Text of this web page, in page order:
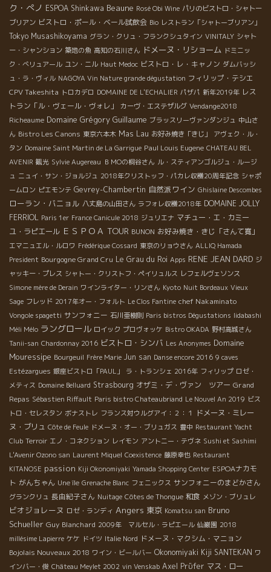
ク・ぺノ ESPOA Shinkawa Beaune Rosé Obi Wine パリのビストロ・シャトー
ブリアン ビストロ・ポール・ベール試飲会 Bio レストラン「シャトーブリアン」
Tokyo Musashikoyama グラン・クリュ・フランクシュタイン VINITALY シャト
ー・シャンション 築地の魚 高知の石川さん ドメーヌ・リショーム ドミニッ
ク・べリュアール ユン・ニル Haut Medoc ビストロ・レ・キャノン ダムバッシ
ュ・ラ・ヴィル NAGOYA Vin Nature grande dégustation フィリップ・テシエ
CPV Takeshita トロカデロ DOMAINE DE L'ECHALIER パザパ 新年2019年 レス
トラン「ル・ヴェール・ヴォレ」
カーヴ・エステザルグ Vendange2018
Richeaume Domaine Grégory Guillaume ブラッスリーヴァンダンジュ 中山さ
ん Bistro Les Canons 東京六本木 Mas Lau お好み焼き「きじ」
アヴェク・ル・
タン Domaine Saint Martin de La Garrigue Paul Louis Eugene CHATEAU BEL
AVENIR 観光 Sylvie Augereau ＢＭОの桐谷さん ル・スティアンゴルジュ・ルージ
ュ ニュイ・サン・ジョルジュ 2018年クリストッフ・パカレ収穫20周年記念 シャポ
ームロン ピエモンテ Gevrey-Chambertin 自然派ワイン Ghislaine Descombes
ローラン・バニョル 八丈島の山田さん ラフォレ収穫2018年 DOMAINE JOLLY
FERRIOL Paris 1er France Canicule 2018 ジュリエナ マチュー・エ・カミー
ユ・ラピエール ＥＳＰＯＡ TOUR BUNON お好み焼き・きじ「さんて寛」
エマニュエル・ルロワ Frédérique Cossard 東京のリョウさん ALLIQ Hamada
President Bourgogne Grand Cru Le Grau du Roi Apps RENE JEAN DARD ジ
ャッキー・プレス シャトー・クリストフ・ペイリュルス レフェルヴェソンス
Simone mère de Derain ワインライター・リンさん Kyoto Nuit Bordeaux Vieux
Sage フレッド 2017年オー・フォルト Le Clos Fantine chef Nakaminato
Vongole spagetti サンフォニー 石川亜樹則 Paris bistros Dégustations Iidabashi
Méli Mélo ラングロール ロイック プロヴォッケ Bistro OKADA 野村高城さん
Tanii-san Chardonnay 2016 ビストロ・シンバ Les Anonymes Domaine
Mouressipe Bourgeuil Frère Marie Jun san Danse encore 2016 9 caves
Estézargues 銀座ビストロ「PAUL」 ラ・トランシェ 2016年 フィリップ ロゼ・
メティス Domaine Belluard Strasbourg オザミ・デ・ヴァン ツアー Grand
Repas Sébastien Riffault Paris bistro Chateaubriand Le Nouvel An 2019 ビス
トロ・セレスタン ボナストレ フランス対ウルグアイ：２：１
ドメーヌ・ミレー
ヌ・ブリュ Côte de Feule ドメーヌ・オー・ブリュガス 豊中 Restaurant Yacht
Club Terroir エノ・コネクション レイモン アントニー・テヴネ Sushi et Sashimi
L'Avenir Ozono san Laurent Miquel Coexistence 藤原幸也 Restaurant
KITANOSE passion Kiji Okonomiyaki Yamada Shopping Center ESPOAナカモ
ト がんちゃん Une île Grenache Blanc フェニックス サンフォニーのまどかさん
グランクリュ 長由紀子さん Nuitage Côtes de Thongue 和食 メゾン・ブリュレ
ビオジョレーヌ ロゼ・ランディ Angers 東京 Komatsu san Bruno
Schueller Guy Blanchard 2009年 マルセル・ラピエール 仙巌園 2018
millésime Lapierre ケケ ドイツ Italie Nord ドメーヌ・マクシム・マニョン
Bojolais Nouveaux 2018 ワイン・ビールバー Okonomiyaki Kiji SANTEKAN ワ
インバー・俊 Château Meylet 2002 vin Venskab Axel Prϋfer マス・ロー